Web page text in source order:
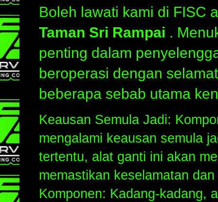
Boleh lawati kami di FISC
Taman Sri Rampai .
penting dalam
beroperasi dengan
beberapa sebab utama
Keausan Semula Jadi:
mengalami keausan semula
tertentu, alat ganti ini akan
memastikan keselamatan
Komponen: Kadang-kadang,